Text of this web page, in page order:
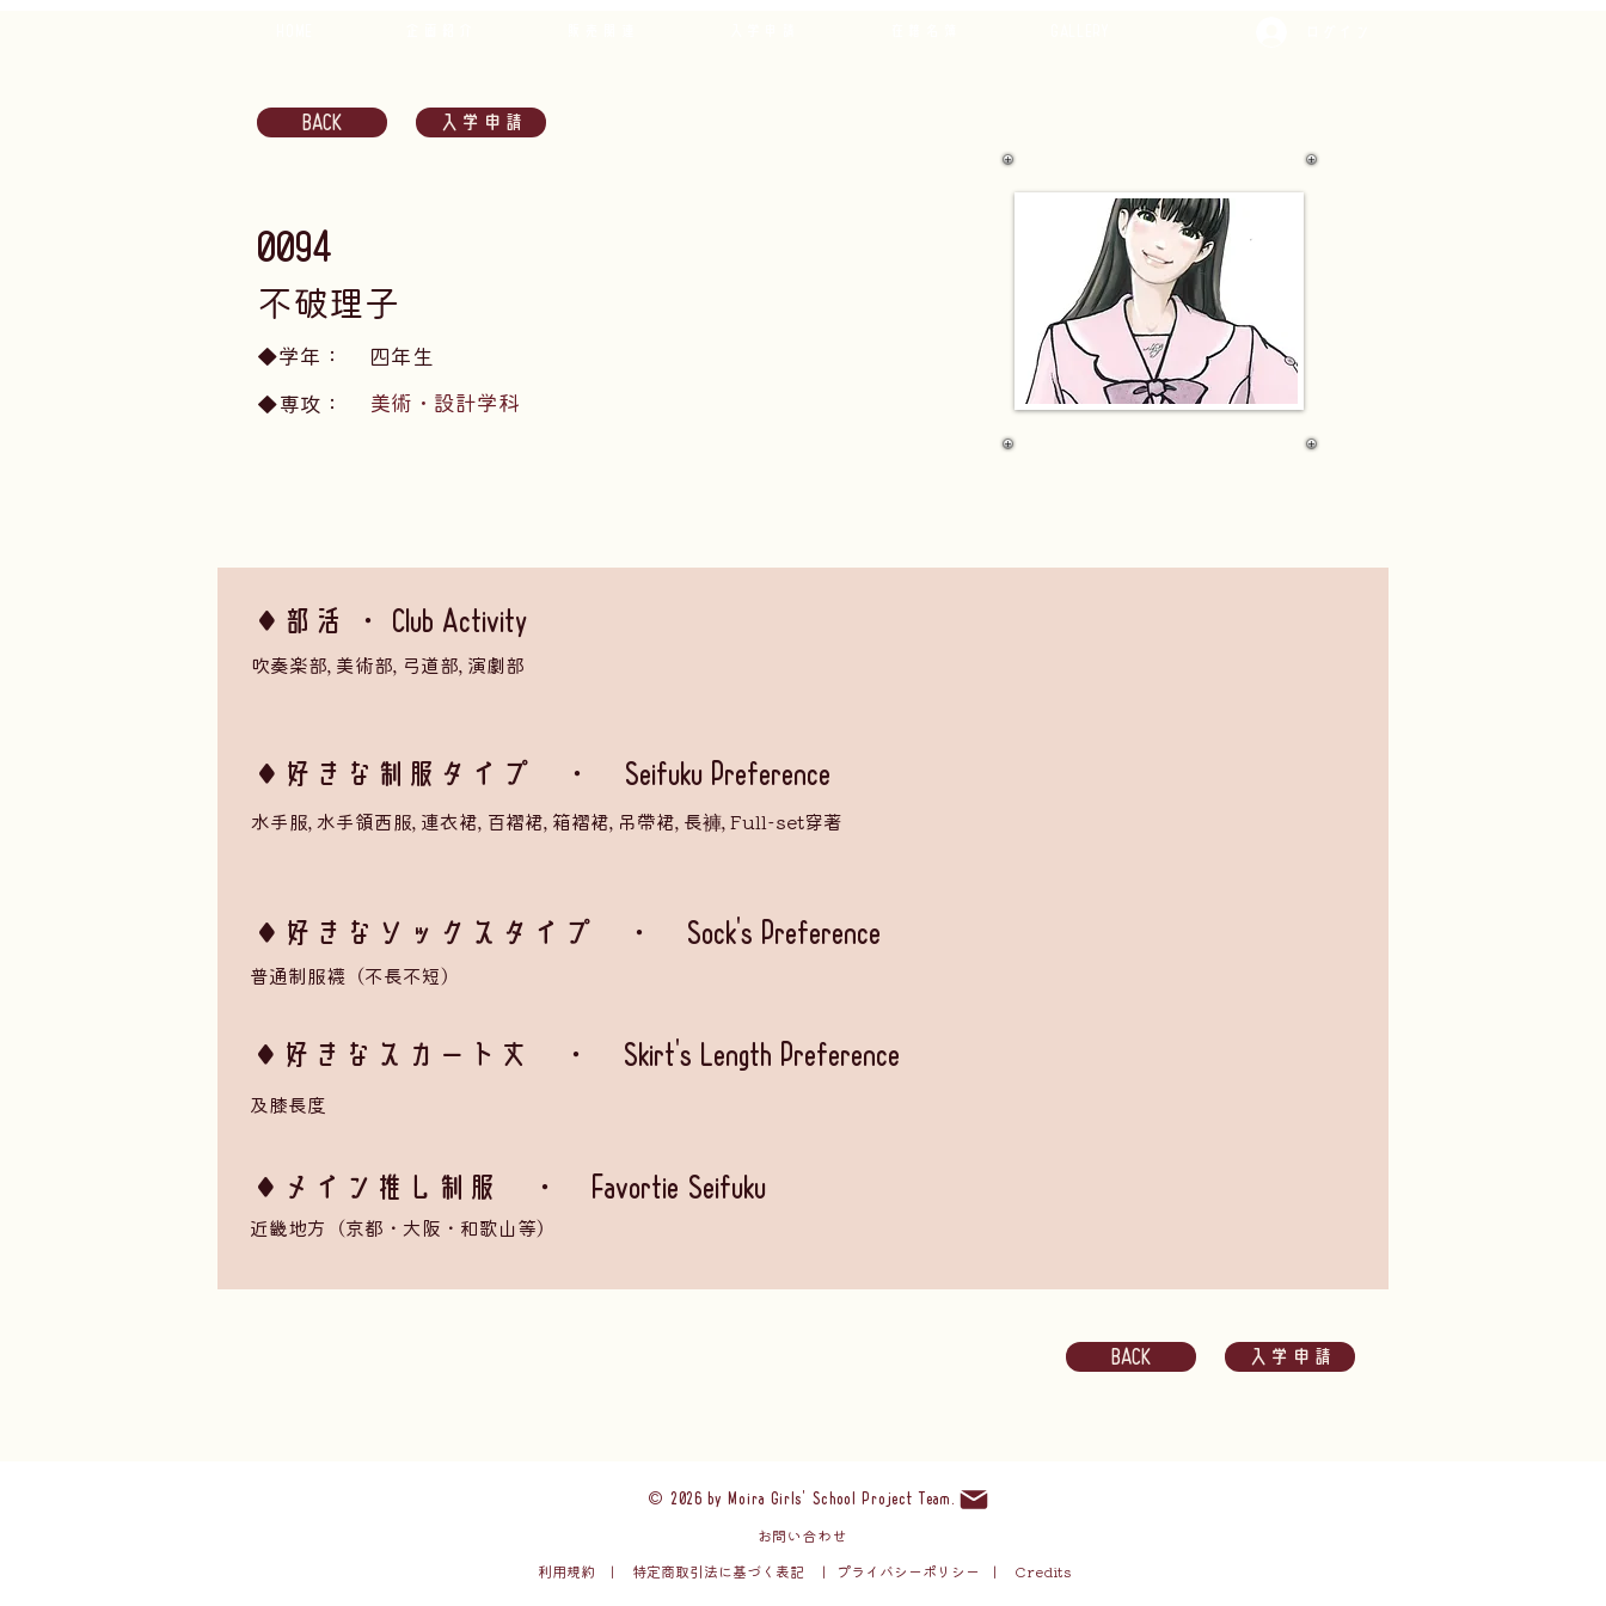
BACK 入学申請
0094
不破理子
​◆学年： 四年生
​◆専攻： 美術・設計学科
◆部活 ・ Club Activity
吹奏楽部, 美術部, 弓道部, 演劇部
​◆好きな制服タイプ ・ Seifuku Preference
水手服, 水手領西服, 連衣裙, 百褶裙, 箱褶裙, 吊帶裙, 長褲, Full-set穿著
◆好きなソックスタイプ ・ Sock's Preference
普通制服襪（不長不短）
​◆好きなスカート丈 ・ Skirt's Length Preference
及膝長度
​◆メイン推し制服 ・ Favortie Seifuku
近畿地方（京都・大阪・和歌山等）
BACK 入学申請
© 2026 by Moira Girls' School Project Team
お問い合わせ
​利用規約 特定商取引法に基づく表記
| | プライバ シーポリシー | Credits